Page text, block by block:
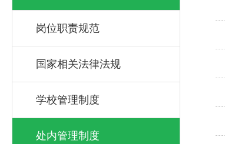
岗位职责规范
国家相关法律法规
学校管理制度
处内管理制度